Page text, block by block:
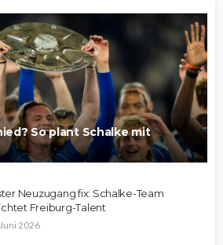
So plant Schalke mit
Neuzugang fix: Schalke-Team
Freiburg-Talent
2026